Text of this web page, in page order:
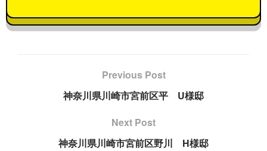
Previous Post
神奈川県川崎市宮前区平 U様邸
Next Post
神奈川県川崎市宮前区野川 H様邸